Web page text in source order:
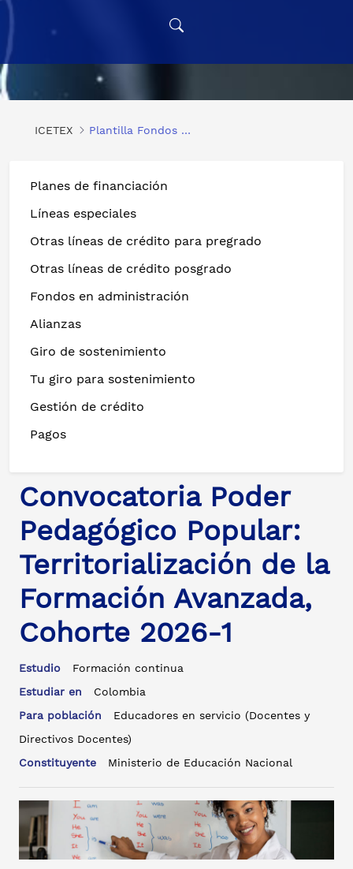
Convocatoria Poder Pedagógico Popular:
ICETEX Plantilla Fondos en Admon
Planes de financiación
Líneas especiales
Otras líneas de crédito para pregrado
Otras líneas de crédito posgrado
Fondos en administración
Alianzas
Giro de sostenimiento
Tu giro para sostenimiento
Gestión de crédito
Pagos
Convocatoria Poder
Pedagógico Popular:
Territorialización de la
Formación Avanzada,
Cohorte 2026-1
Estudio
Formación continua
Estudiar en
Colombia
Para población
Educadores en servicio (Docentes y
Directivos Docentes)
Constituyente
Ministerio de Educación Nacional